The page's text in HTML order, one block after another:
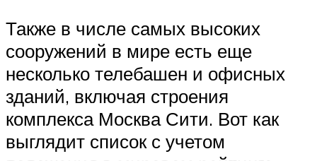
Также в числе самых высоких
сооружений в мире есть еще
несколько телебашен и офисных
зданий, включая строения
комплекса Москва Сити. Вот как
выглядит список с учетом